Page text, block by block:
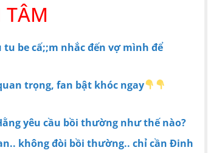
be cấ;;m nhắc đến vợ mình để
trọng, fan bật khóc ngay
yêu cầu bồi thường như thế nào?
không đòi bồi thường.. chỉ cần Đinh